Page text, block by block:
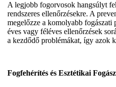
A legjobb fogorvosok hangsúlyt
rendszeres ellenőrzésekre. A
megelőzze a komolyabb
éves vagy féléves ellenőrzések
a kezdődő problémákat, így azok
Fogfehérítés és Esztétikai